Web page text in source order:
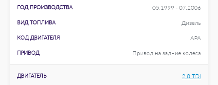
ГОД ПРОИЗВОДСТВА 05.1999 - 07.2006
ВИД ТОПЛИВА Дизель
КОД ДВИГАТЕЛЯ APA
ПРИВОД Привод на задние колеса
ДВИГАТЕЛЬ 2.8 TDI